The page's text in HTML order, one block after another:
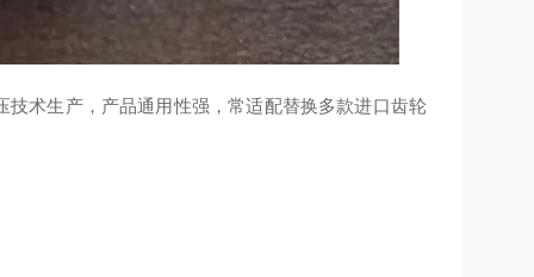
术生产，产品通用性强，常适配替换多款进口齿轮